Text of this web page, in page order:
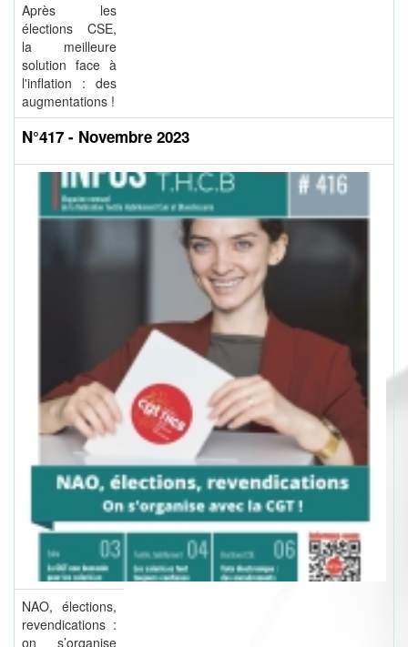
Après les
élections CSE,
la meilleure
solution face à
l'inflation : des
augmentations !
N°417 - Novembre 2023
NAO, élections,
revendications :
on s’organise